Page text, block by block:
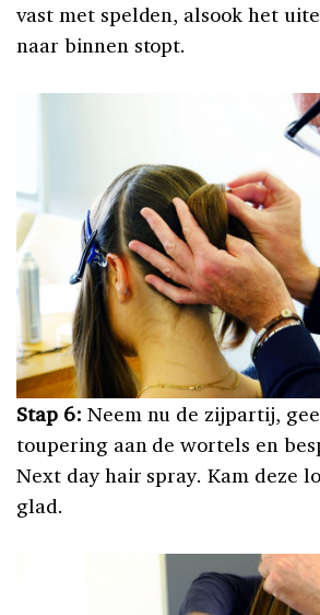
vast met spelden, alsook het
naar binnen stopt.
Stap 6: Neem nu de zijpartij,
toupering aan de wortels en
Next day hair spray. Kam deze
glad.